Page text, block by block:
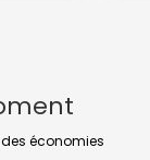
économies